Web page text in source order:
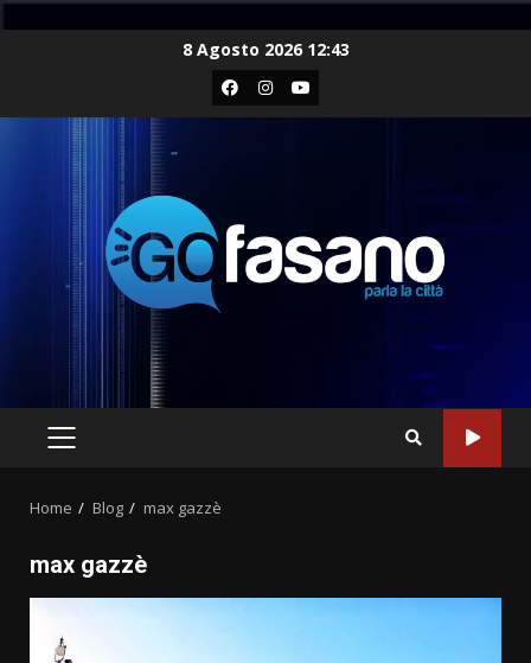
8 Agosto 2026 12:43
Facebook
Instagram
Youtube
PRIMARY
Home Blog max gazzè
max gazzè